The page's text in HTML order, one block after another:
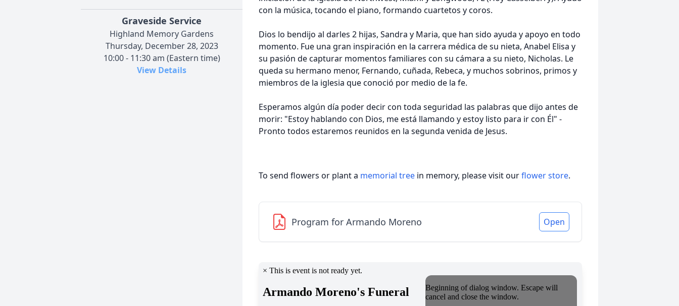
Graveside Service
Highland Memory Gardens
Thursday, December 28, 2023
10:00 - 11:30 am (Eastern time)
View Details
con la música, tocando el piano, formando cuartetos y coros.
Dios lo bendijo al darles 2 hijas, Sandra y Maria, que han sido ayuda y apoyo en todo
momento. Fue una gran inspiración en la carrera médica de su nieta, Anabel Elisa y
su pasión de capturar momentos familiares con su cámara a su nieto, Nicholas. Le
queda su hermano menor, Fernando, cuñada, Rebeca, y muchos sobrinos, primos y
miembros de la iglesia que conoció por medio de la fe.
Esperamos algún día poder decir con toda seguridad las palabras que dijo antes de
morir: "Estoy hablando con Dios, me está llamando y estoy listo para ir con Él" -
Pronto todos estaremos reunidos en la segunda venida de Jesus.
To send flowers or plant a memorial tree in memory, please visit ourflower store.
Program for Armando Moreno Open